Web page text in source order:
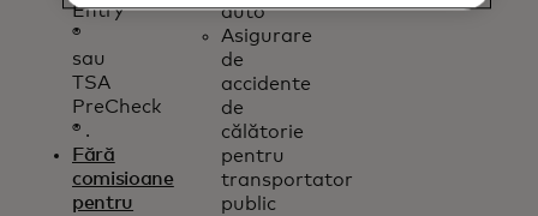
Entry
®
sau
TSA
PreCheck
® .
Fără
comisioane
pentru
auto
Asigurare
de
accidente
de
călătorie
pentru
transportator
public